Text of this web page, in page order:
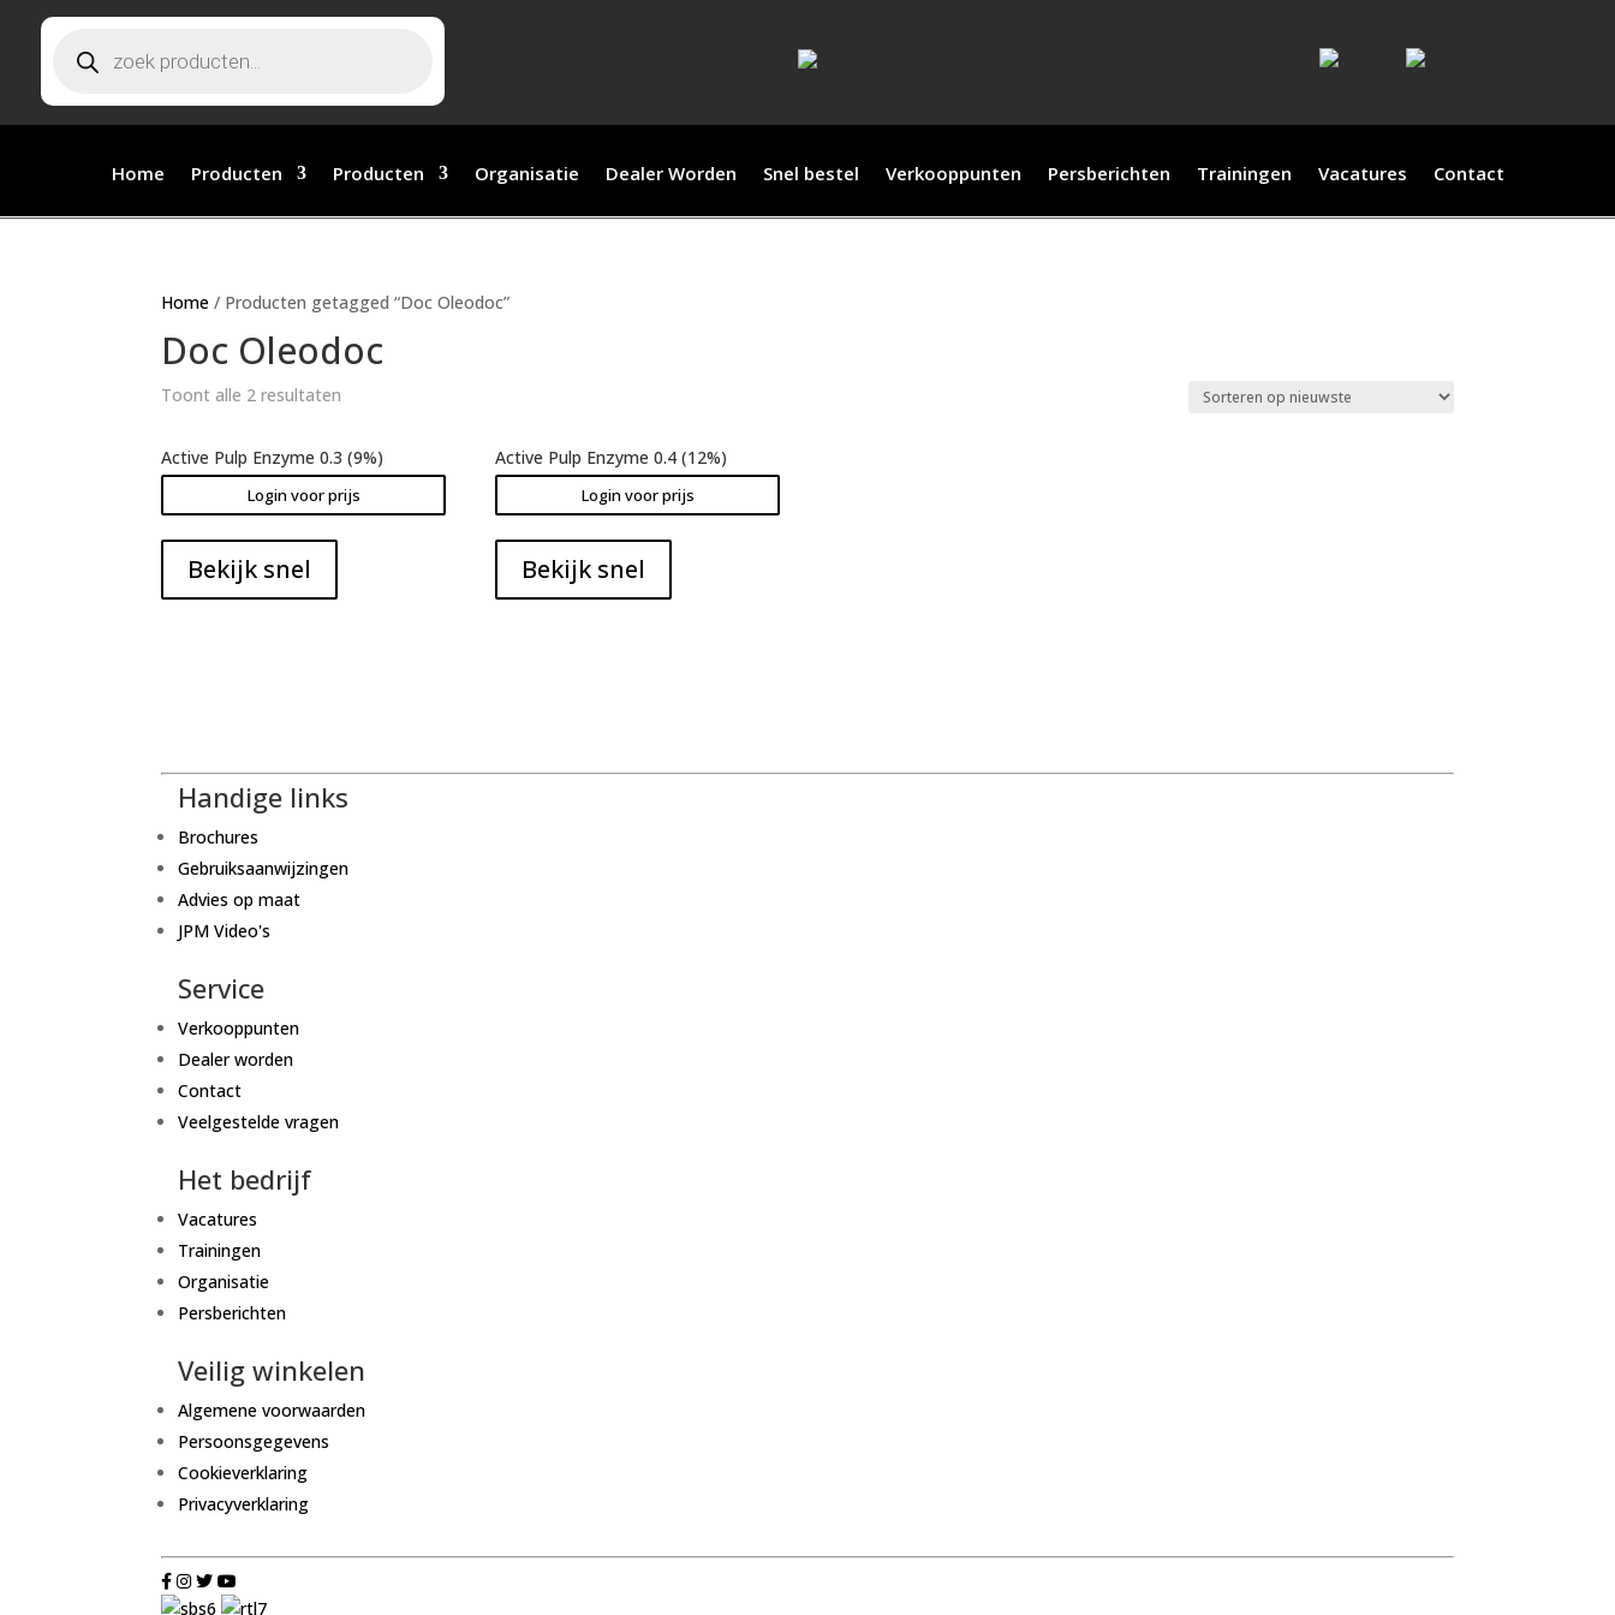
zoeken
Home Producten Producten Organisatie Dealer Worden Snel bestel Verkooppunten Persberichten Trainingen Vacatures Contact
Home / Producten getagged “Doc Oleodoc”
Doc Oleodoc
Toont alle 2 resultaten
Active Pulp Enzyme 0.3 (9%)
Login voor prijs
Bekijk snel
Active Pulp Enzyme 0.4 (12%)
Login voor prijs
Bekijk snel
Handige links
Brochures
Gebruiksaanwijzingen
Advies op maat
JPM Video's
Service
Verkooppunten
Dealer worden
Contact
Veelgestelde vragen
Het bedrijf
Vacatures
Trainingen
Organisatie
Persberichten
Veilig winkelen
Algemene voorwaarden
Persoonsgegevens
Cookieverklaring
Privacyverklaring